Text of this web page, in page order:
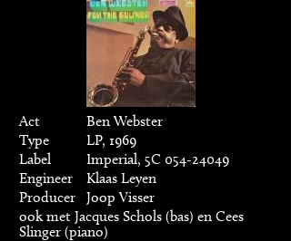
Act
Ben Webster
Type
LP, 1969
Label
Imperial, 5C 054-24049
Engineer
Klaas Leyen
Producer
Joop Visser
ook met Jacques Schols (bas) en Cees
Slinger (piano)